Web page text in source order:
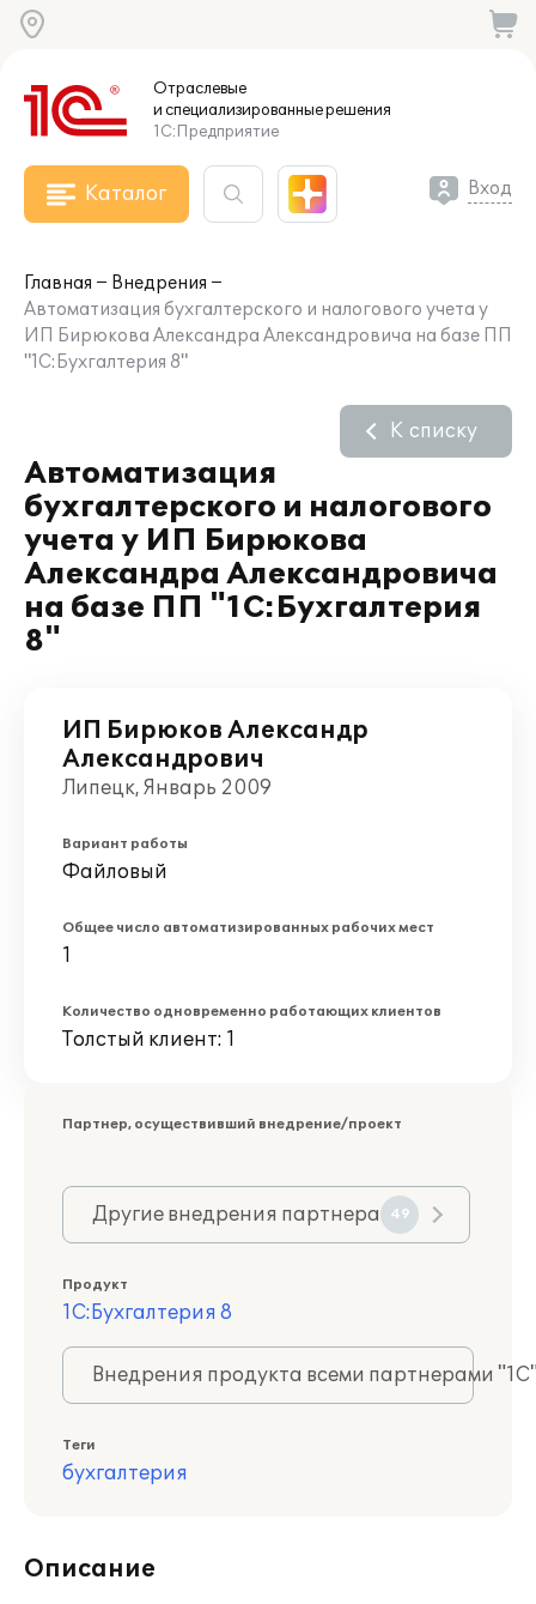
Отраслевые
и специализированныерешения
1С:Предприятие
Каталог Вход
Главная
Внедрения
Автоматизация бухгалтерского и налогового учета у
ИП Бирюкова Александра Александровича на базе ПП
"1С:Бухгалтерия 8"
Автоматизация
бухгалтерского и налогового
учета у ИП Бирюкова
Александра Александровича
на базе ПП "1С:Бухгалтерия
8"
К списку
ИП Бирюков Александр
Александрович
Липецк, Январь 2009
Вариант работы
Файловый
Общее число автоматизированных рабочих мест
1
Количество одновременно работающих клиентов
Толстый клиент: 1
Партнер, осуществивший внедрение/проект
Другие внедрения партнера 49
Продукт
1С:Бухгалтерия 8
Внедрения продукта всеми партнерами
Теги
бухгалтерия
Описание